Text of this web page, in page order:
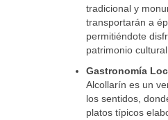
tradicional y
transportarán a
permitiéndote
patrimonio cultural.
Gastronomía
Alcollarín es un
los sentidos,
platos típicos